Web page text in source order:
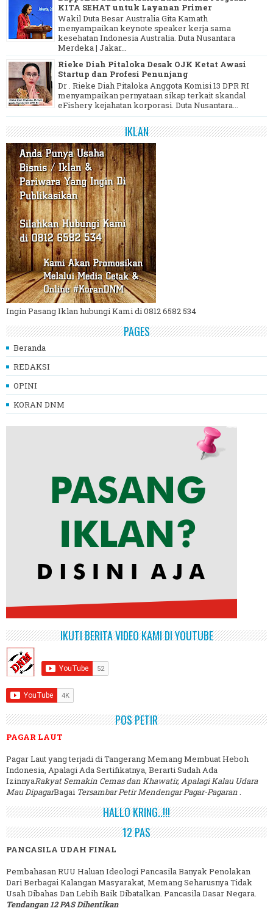
KITA SEHAT untuk Layanan Primer
Wakil Duta Besar Australia Gita Kamath
menyampaikan keynote speaker kerja sama
kesehatan Indonesia Australia. Duta Nusantara
Merdeka | Jakar...
Rieke Diah Pitaloka Desak OJK Ketat Awasi
Startup dan Profesi Penunjang
Dr . Rieke Diah Pitaloka Anggota Komisi 13 DPR RI
menyampaikan pernyataan sikap terkait skandal
eFishery kejahatan korporasi. Duta Nusantara...
IKLAN
Ingin Pasang Iklan hubungi Kami di 0812 6582 534
PAGES
Beranda
REDAKSI
OPINI
KORAN DNM
IKUTI BERITA VIDEO KAMI DI YOUTUBE
POS PETIR
PAGAR LAUT
Pagar Laut yang terjadi di Tangerang Memang Membuat Heboh
Indonesia, Apalagi Ada Sertifikatnya, Berarti Sudah Ada
IzinnyaRakyat Semakin Cemas dan Khawatir, Apalagi Kalau Udara
Mau DipagarBagai Tersambar Petir Mendengar Pagar-Pagaran.
HALLO KRING..!!!
12 PAS
PANCASILA UDAH FINAL
Pembahasan RUU Haluan Ideologi Pancasila Banyak Penolakan
Dari Berbagai Kalangan Masyarakat, Memang Seharusnya Tidak
Usah Dibahas Dan Lebih Baik Dibatalkan. Pancasila Dasar Negara.
Tendangan 12 PAS Dihentikan